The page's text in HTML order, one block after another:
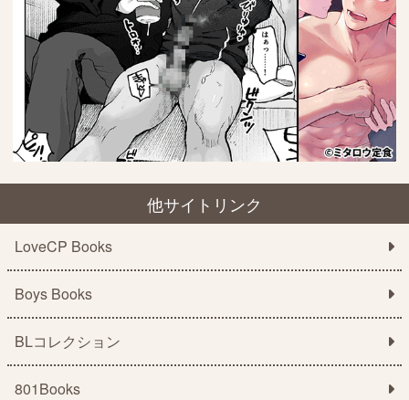
他サイトリンク
LoveCP Books
Boys Books
BLコレクション
801Books